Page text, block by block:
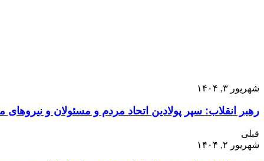
شهریور ۳, ۱۴۰۴
رهبر انقلاب: سپر پولادین اتحاد مردم و مسئولان و
قبلی
شهریور ۲, ۱۴۰۴